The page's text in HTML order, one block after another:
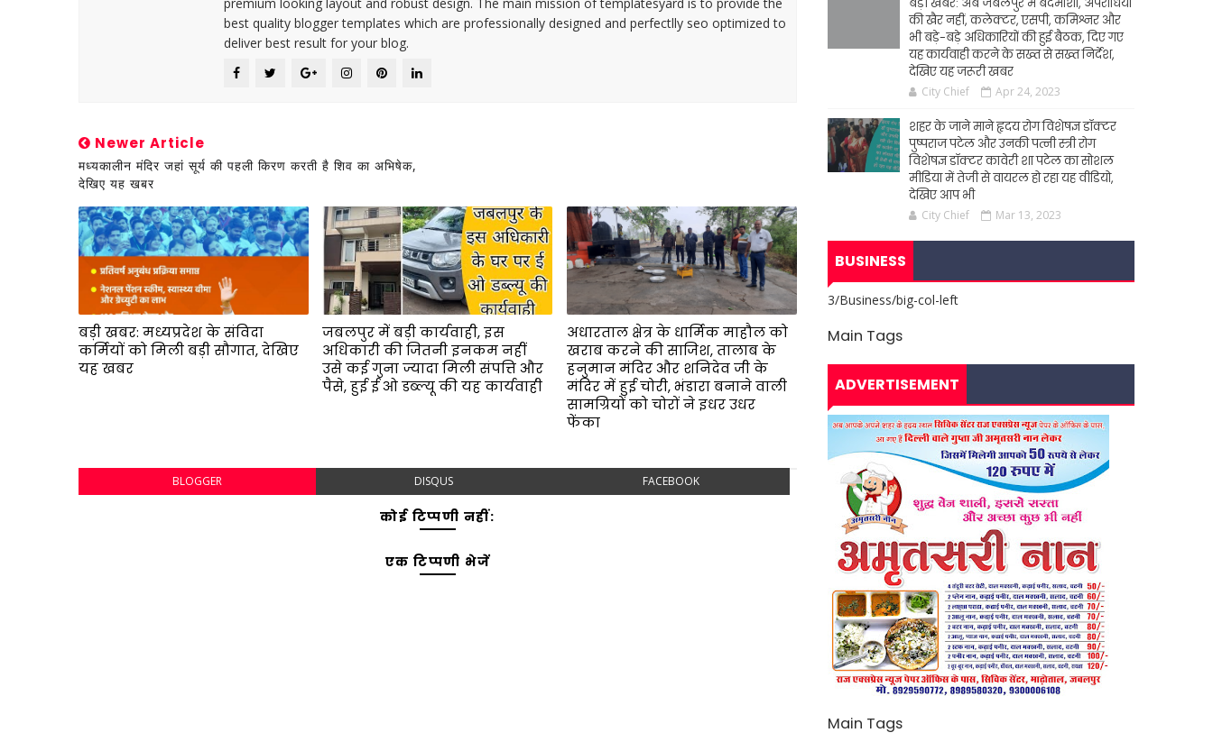
best quality blogger templates which are professionally designed and perfectlly seo optimized to
deliver best result for your blog.
Newer Article
मध्यकालीन मंदिर जहां सूर्य की पहली किरण करती है शिव का अभिषेक,
देखिए यह खबर
बड़ी खबर: मध्यप्रदेश के संविदा
कर्मियों को मिली बड़ी सौगात, देखिए
यह खबर
जबलपुर में बड़ी कार्यवाही, इस
अधिकारी की जितनी इनकम नहीं
उसे कई गुना ज्यादा मिली संपत्ति और
पैसे, हुई ई ओ डब्ल्यू की यह कार्यवाही
अधारताल क्षेत्र के धार्मिक माहौल को
खराब करने की साजिश, तालाब के
हनुमान मंदिर और शनिदेव जी के
मंदिर में हुई चोरी, भंडारा बनाने वाली
सामग्रियों को चोरों ने इधर उधर
फेंका
BLOGGER DISQUS FACEBOOK
कोई टिप्पणी नहीं:
एक टिप्पणी भेजें
की खैर नहीं, कलेक्टर, एसपी, कमिश्नर और
भी बड़े-बड़े अधिकारियों की हुई बैठक, दिए गए
यह कार्यवाही करने के सख्त से सख्त निर्देश,
देखिए यह जरूरी खबर
City Chief Apr 24, 2023
शहर के जाने माने हृदय रोग विशेषज्ञ डॉक्टर
पुष्पराज पटेल और उनकी पत्नी स्त्री रोग
विशेषज्ञ डॉक्टर कावेरी शा पटेल का सोशल
मीडिया में तेजी से वायरल हो रहा यह वीडियो,
देखिए आप भी
City Chief Mar 13, 2023
BUSINESS
3/Business/big-col-left
Main Tags
ADVERTISEMENT
Main Tags